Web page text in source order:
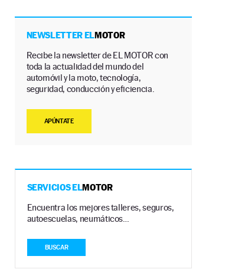
NEWSLETTER ELMOTOR
Recibe la newsletter de EL MOTOR con
toda la actualidad del mundo del
automóvil y la moto, tecnología,
seguridad, conducción y eficiencia.
APÚNTATE
SERVICIOS ELMOTOR
Encuentra los mejores talleres, seguros,
autoescuelas, neumáticos…
BUSCAR